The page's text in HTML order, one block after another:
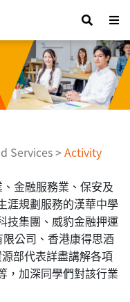
Services>Activity
金融服務業、保安及
涯規劃服務的漢華中學
技集團、威豹金融押運
公司、香港康得思酒
部代表詳盡講解各項
，加深同學們對該行業